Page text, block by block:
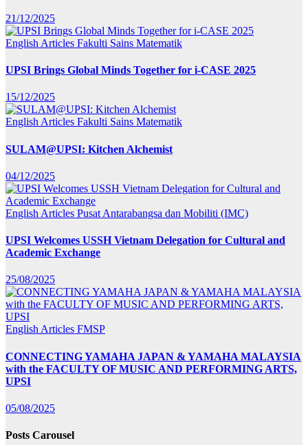
21/12/2025
English Articles Fakulti Sains Matematik
UPSI Brings Global Minds Together for i-CASE 2025
15/12/2025
English Articles Fakulti Sains Matematik
SULAM@UPSI: Kitchen Alchemist
04/12/2025
English Articles Pusat Antarabangsa dan Mobiliti (IMC)
UPSI Welcomes USSH Vietnam Delegation for Cultural and
Academic Exchange
25/08/2025
English Articles FMSP
CONNECTING YAMAHA JAPAN & YAMAHA MALAYSIA
with the FACULTY OF MUSIC AND PERFORMING ARTS,
UPSI
05/08/2025
Posts Carousel